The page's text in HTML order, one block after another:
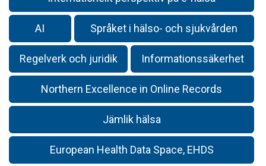
AI Språket i hälso- och sjukvården
Regelverk och juridik Informationssäkerhet
Northern Excellence in Online Records
Jämlik hälsa
European Health Data Space, EHDS